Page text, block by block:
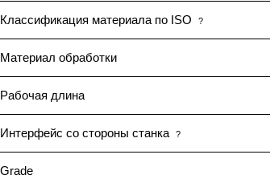
Классификация материала по ISO ?
Материал обработки
Рабочая длина
Интерфейс со стороны станка ?
Grade